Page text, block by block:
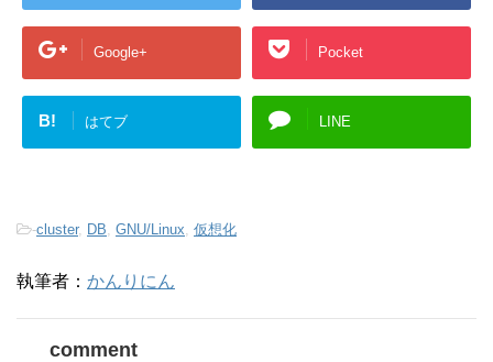
Google+ Pocket
B! はてブ LINE
-cluster, DB GNU/Linux 仮想化
執筆者： かんりにん
comment